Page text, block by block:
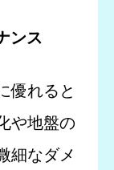
ンス
優れると
や地盤の
細なダメ